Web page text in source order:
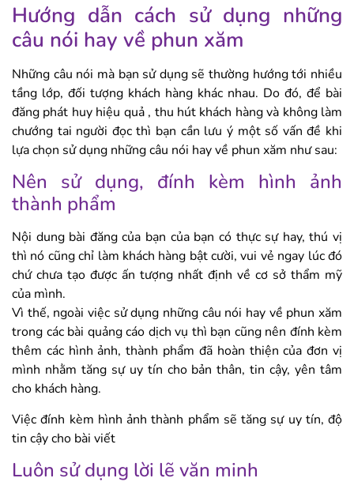
Hướng dẫn cách sử dụng những
câu nói hay về phun xăm
Những câu nói mà bạn sử dụng sẽ thường hướng tới nhiều
tầng lớp, đối tượng khách hàng khác nhau. Do đó, để bài
đăng phát huy hiệu quả , thu hút khách hàng và không làm
chướng tai người đọc thì bạn cần lưu ý một số vấn đề khi
lựa chọn sử dụng những câu nói hay về phun xăm như sau:
Nên sử dụng, đính kèm hình ảnh
thành phẩm
Nội dung bài đăng của bạn của bạn có thực sự hay, thú vị
thì nó cũng chỉ làm khách hàng bật cười, vui vẻ ngay lúc đó
chứ chưa tạo được ấn tượng nhất định về cơ sở thẩm mỹ
của mình.
Vì thế, ngoài việc sử dụng những câu nói hay về phun xăm
trong các bài quảng cáo dịch vụ thì bạn cũng nên đính kèm
thêm các hình ảnh, thành phẩm đã hoàn thiện của đơn vị
mình nhằm tăng sự uy tín cho bản thân, tin cậy, yên tâm
cho khách hàng.
Việc đính kèm hình ảnh thành phẩm sẽ tăng sự uy tín, độ
tin cậy cho bài viết
Luôn sử dụng lời lẽ văn minh